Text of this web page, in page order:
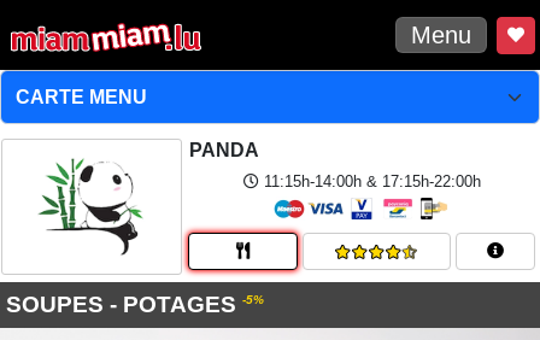
Menu
PANDA
11:15h-14:00h & 17:15h-22:00h
SOUPES - POTAGES -5%